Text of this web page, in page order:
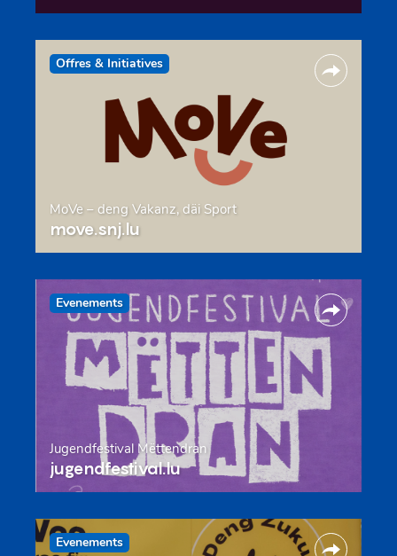
Offres & Initiatives
MoVe – deng Vakanz, däi Sport
move.snj.lu
Evenements
Jugendfestival Mëttendran
jugendfestival.lu
Evenements